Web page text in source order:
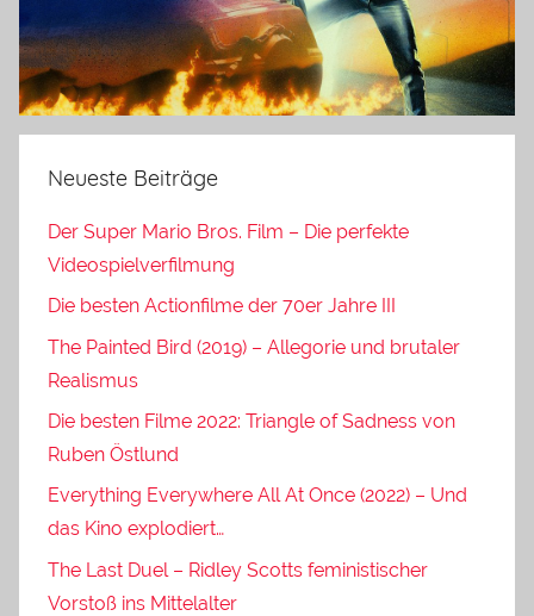
Neueste Beiträge
Der Super Mario Bros. Film – Die perfekte
Videospielverfilmung
Die besten Actionfilme der 70er Jahre III
The Painted Bird (2019) – Allegorie und brutaler
Realismus
Die besten Filme 2022: Triangle of Sadness von
Ruben Östlund
Everything Everywhere All At Once (2022) – Und
das Kino explodiert…
The Last Duel – Ridley Scotts feministischer
Vorstoß ins Mittelalter